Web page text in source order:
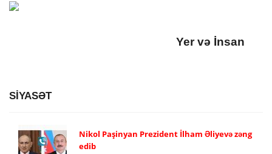
Yer və İnsan
SİYASƏT
Nikol Paşinyan Prezident İlham Əliyevə zəng
edib